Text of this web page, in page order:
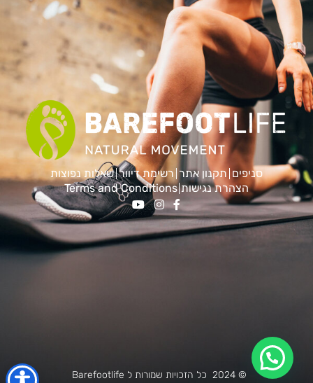
סניפים תקנון אתר רשימת דיוור שאלות נפוצות
הצהרת נגישות Terms and Conditions
© 2024 כל הזכויות שמורות ל Barefootlife